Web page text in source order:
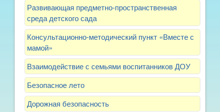
Развивающая предметно-пространственная
среда детского сада
Консультационно-методический пункт «Вместе с
мамой»
Взаимодействие с семьями воспитанников ДОУ
Безопасное лето
Дорожная безопасность